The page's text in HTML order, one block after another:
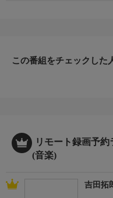
♪下町純情
この番組をチェックした
リモート録画予約
(音楽)
吉田拓